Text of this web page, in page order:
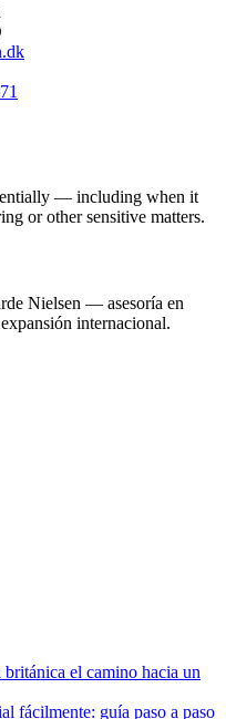
— including when it
or other sensitive matters.
Nielsen — asesoría en
internacional.
británica el camino hacia un
fácilmente: guía paso a paso